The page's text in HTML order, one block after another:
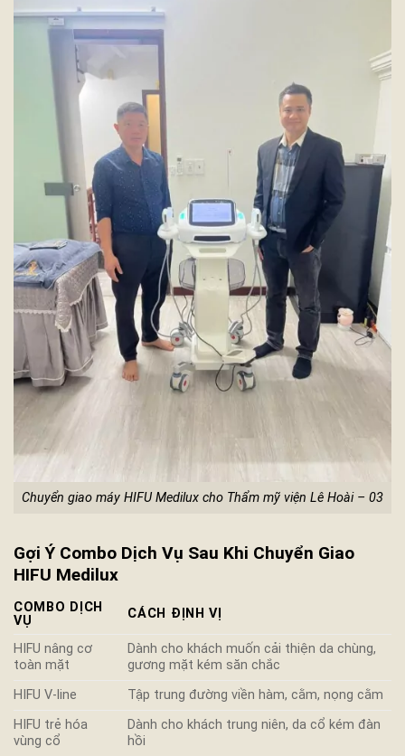
Chuyển giao máy HIFU Medilux cho Thẩm mỹ viện Lê Hoài – 03
Gợi Ý Combo Dịch Vụ Sau Khi Chuyển Giao
HIFU Medilux
COMBO DỊCH
VỤ
CÁCH ĐỊNH VỊ
HIFU nâng cơ
toàn mặt
Dành cho khách muốn cải thiện da chùng,
gương mặt kém săn chắc
HIFU V-line
Tập trung đường viền hàm, cằm, nọng cằm
HIFU trẻ hóa
vùng cổ
Dành cho khách trung niên, da cổ kém đàn
hồi